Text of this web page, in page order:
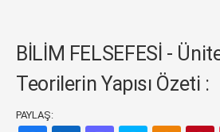
BİLİM FELSEFESİ -
Teorilerin Yapısı Özeti :
PAYLAŞ: